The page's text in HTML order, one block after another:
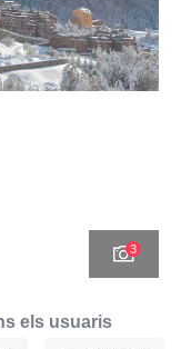
3
els usuaris